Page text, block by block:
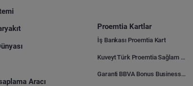
Aracı
Proemtia Kartlar
İş Bankası Proemtia Kart
Kuveyt Türk Proemtia Sağlam Bayi Kart
Garanti BBVA Bonus Business Proemtia Bayi Kart